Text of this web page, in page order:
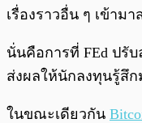
เรื่องราวอื่น ๆ เข้าม
นั่นคือการที่ FEd ปรั
ส่งผลให้นักลงทุนรู้สึก
ในขณะเดียวกัน